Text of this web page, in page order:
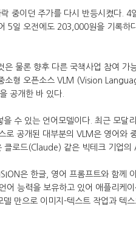
중이던 주가를 다시 반등시켰다. 4
5일 오전에도 203,000원을 기록하
물론 향후 다른 국책사업 참여 가
소형 오픈소스 VLM (Vision
공개한 바 있다.
수 있는 언어모델이다. 최근 모달
공개된 대부분의 VLM은 영어와
로드(Claude) 같은 빅테크 기업의
은 한글, 영어 프롬프트와 함께
어 능력을 보유하고 있어 애플리케
만으로 이미지-텍스트 작업과 텍